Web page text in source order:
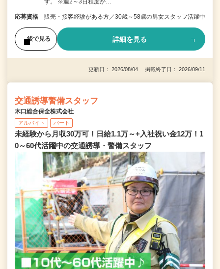
す。 ※週2～3日程度か…
応募資格 販売・接客経験がある方／30歳～58歳の男女スタッフ活躍中
後で見る 詳細を見る
更新日： 2026/08/04 掲載終了日： 2026/09/11
交通誘導警備スタッフ
木口総合保全株式会社
アルバイト パート
未経験から月収30万可！日給1.1万～+入社祝い金12万！1
0～60代活躍中の交通誘導・警備スタッフ